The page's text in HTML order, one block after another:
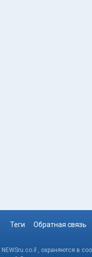
Теги Обратная связь
, охраняются в